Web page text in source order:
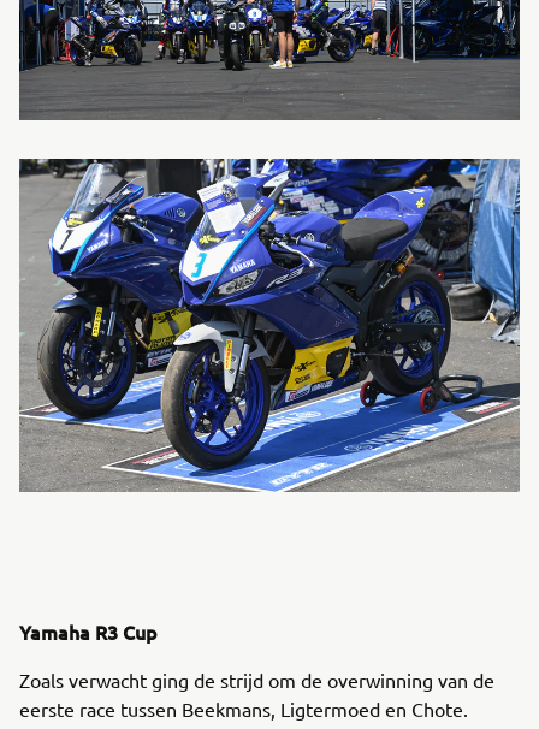
Yamaha R3 Cup
Zoals verwacht ging de strijd om de overwinning van de
eerste race tussen Beekmans, Ligtermoed en Chote.